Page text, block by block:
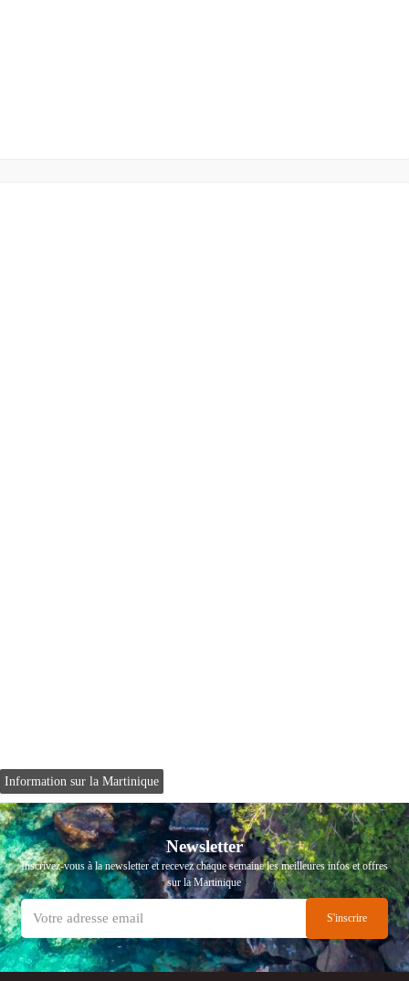
Information sur la Martinique
Newsletter
Inscrivez-vous à la newsletter et recevez chaque semaine les meilleures infos et offres
sur la Martinique